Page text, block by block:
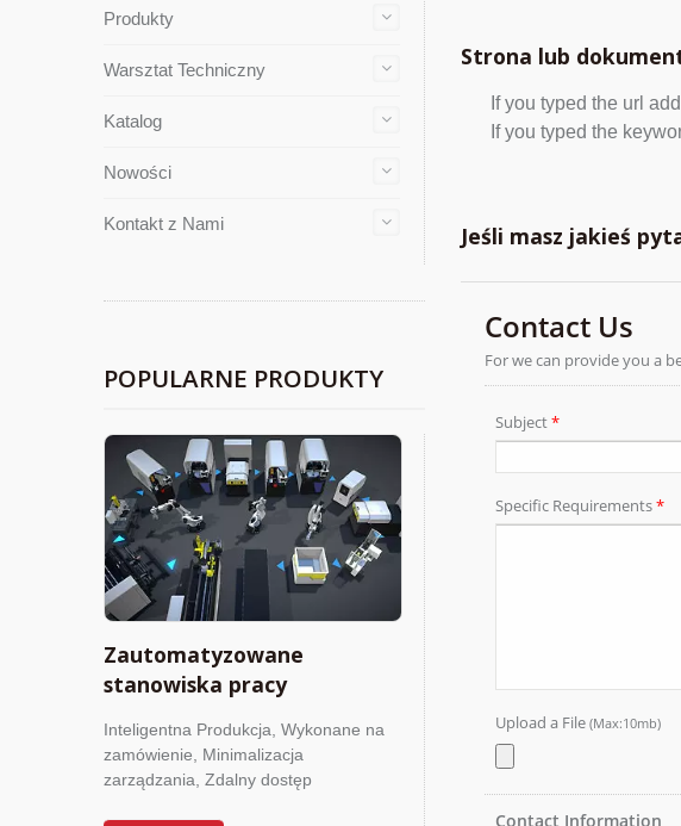
Produkty
Warsztat Techniczny
Katalog
Nowości
Kontakt z Nami
POPULARNE PRODUKTY
Zautomatyzowane
stanowiska pracy
Inteligentna Produkcja, Wykonane na
zamówienie, Minimalizacja
zarządzania, Zdalny dostęp
Strona lub
If you typed the url
If you typed the
Jeśli masz jakieś